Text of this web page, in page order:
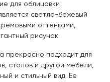
для облицовки
светло-бежевый
оттенками,
рисунок.
прекрасно подходит для
столов и другой мебели,
и стильный вид. Ее